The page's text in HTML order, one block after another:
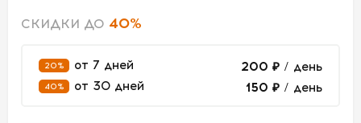
АРЕНДА
СКИДКИ ДО 40%
20% от 7 дней 200 ₽ / день
40% от 30 дней 150 ₽ / день